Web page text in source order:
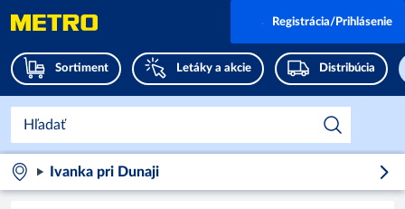
Sortiment Letáky a akcie Distribúcia
Registrácia/Prihlásenie
Ivanka pri Dunaji